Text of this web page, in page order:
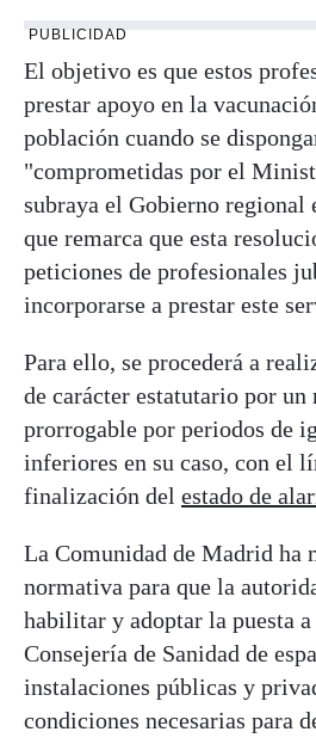
PUBLICIDAD
El objetivo es que estos
prestar apoyo en la
población cuando se
"comprometidas por el
subraya el Gobierno regional
que remarca que esta
peticiones de profesionales
incorporarse a prestar este
Para ello, se procederá a
de carácter estatutario por un
prorrogable por periodos de
inferiores en su caso, con el
finalización del estado de
La Comunidad de Madrid ha
normativa para que la
habilitar y adoptar la puesta
Consejería de Sanidad de
instalaciones públicas y
condiciones necesarias para